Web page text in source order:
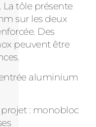
tôle présente
sur les deux
Des
peuvent être
aluminium
projet : monobloc